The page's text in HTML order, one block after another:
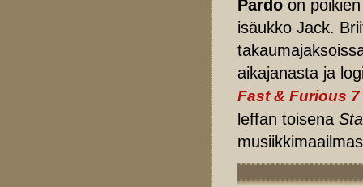
Pardo on
isäukko Jack.
aikajanasta ja
Fast & Furious 7
leffan toisena